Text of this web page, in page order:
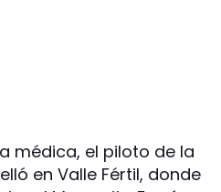
médica, el piloto de la
en Valle Fértil, donde